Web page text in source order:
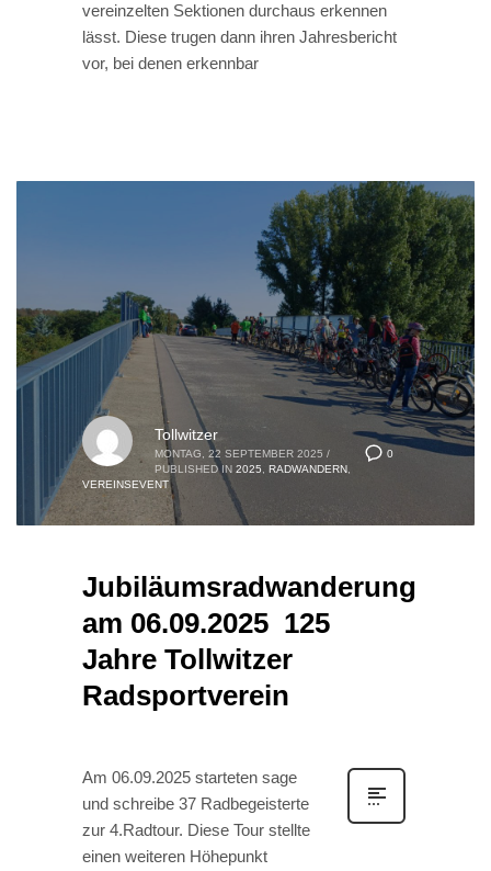
vereinzelten Sektionen durchaus erkennen
lässt. Diese trugen dann ihren Jahresbericht
vor, bei denen erkennbar
0
Tollwitzer
MONTAG, 22 SEPTEMBER 2025 /
PUBLISHED IN 2025 RADWANDERN
VEREINSEVENT
Jubiläumsradwanderung
am 06.09.2025 125
Jahre Tollwitzer
Radsportverein
Am 06.09.2025 starteten sage
und schreibe 37 Radbegeisterte
zur 4.Radtour. Diese Tour stellte
einen weiteren Höhepunkt